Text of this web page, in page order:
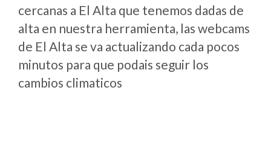
cercanas a El Alta que tenemos dadas de
alta en nuestra herramienta, las webcams
de El Alta se va actualizando cada pocos
minutos para que podais seguir los
cambios climaticos